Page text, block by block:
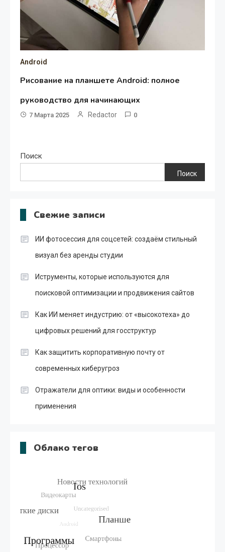
Android
Рисование на планшете Android: полное
руководство для начинающих
7 Марта 2025 Redactor 0
Поиск
Поиск
Свежие записи
ИИ фотосессия для соцсетей: создаём стильный
визуал без аренды студии
Иструменты, которые используются для
поисковой оптимизации и продвижения сайтов
Как ИИ меняет индустрию: от «высокотеха» до
цифровых решений для госструктур
Как защитить корпоративную почту от
современных киберугроз
Отражатели для оптики: виды и особенности
применения
Облако тегов